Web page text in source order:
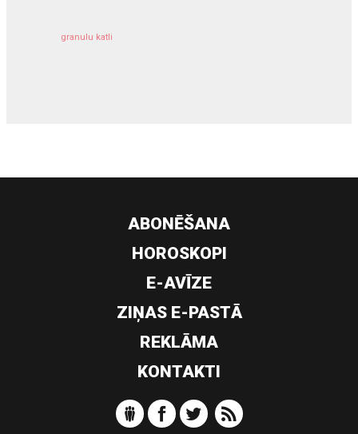
granulu katli
ABONĒŠANA
HOROSKOPI
E-AVĪZE
ZIŅAS E-PASTĀ
REKLĀMA
KONTAKTI